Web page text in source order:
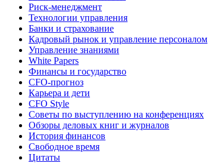
Риск-менеджмент
Технологии управления
Банки и страхование
Кадровый рынок и управление персоналом
Управление знаниями
White Papers
Финансы и государство
CFO-прогноз
Карьера и дети
CFO Style
Советы по выступлению на конференциях
Обзоры деловых книг и журналов
История финансов
Свободное время
Цитаты